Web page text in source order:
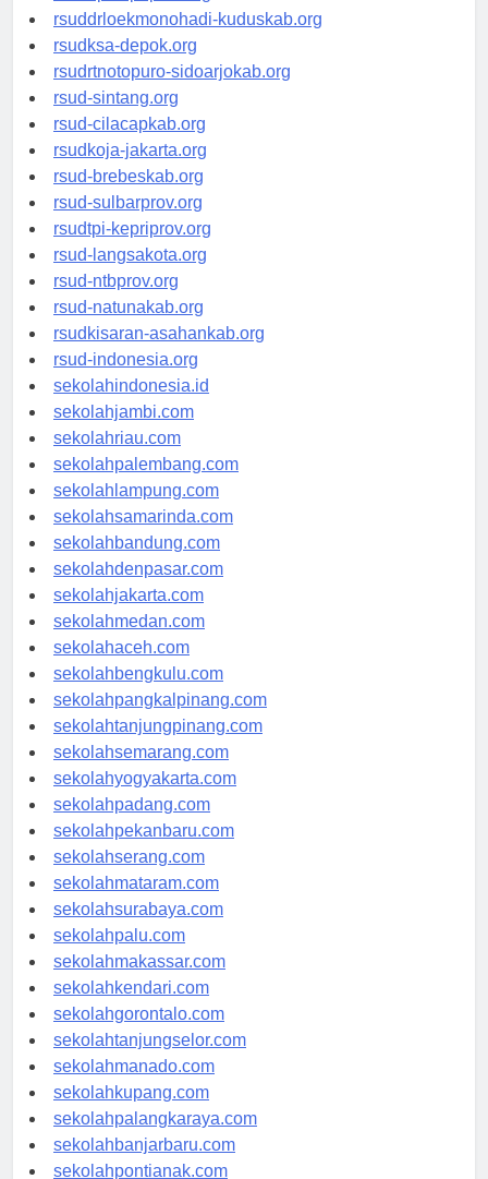
rsud-tpikepriprov.org
rsuddrloekmonohadi-kuduskab.org
rsudksa-depok.org
rsudrtnotopuro-sidoarjokab.org
rsud-sintang.org
rsud-cilacapkab.org
rsudkoja-jakarta.org
rsud-brebeskab.org
rsud-sulbarprov.org
rsudtpi-kepriprov.org
rsud-langsakota.org
rsud-ntbprov.org
rsud-natunakab.org
rsudkisaran-asahankab.org
rsud-indonesia.org
sekolahindonesia.id
sekolahjambi.com
sekolahriau.com
sekolahpalembang.com
sekolahlampung.com
sekolahsamarinda.com
sekolahbandung.com
sekolahdenpasar.com
sekolahjakarta.com
sekolahmedan.com
sekolahaceh.com
sekolahbengkulu.com
sekolahpangkalpinang.com
sekolahtanjungpinang.com
sekolahsemarang.com
sekolahyogyakarta.com
sekolahpadang.com
sekolahpekanbaru.com
sekolahserang.com
sekolahmataram.com
sekolahsurabaya.com
sekolahpalu.com
sekolahmakassar.com
sekolahkendari.com
sekolahgorontalo.com
sekolahtanjungselor.com
sekolahmanado.com
sekolahkupang.com
sekolahpalangkaraya.com
sekolahbanjarbaru.com